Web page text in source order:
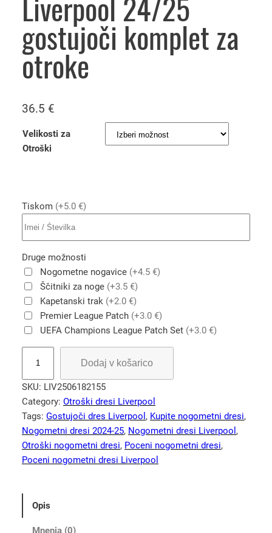
Liverpool 24/25
gostujoči komplet za
otroke
36.5 €
Velikosti za
Otroški
Tiskom (+5.0 €)
Druge možnosti
Nogometne nogavice (+4.5 €)
Ščitniki za noge (+3.5 €)
Kapetanski trak (+2.0 €)
Premier League Patch (+3.0 €)
UEFA Champions League Patch Set (+3.0 €)
v
e
r
p
o
o
Dodaj v košarico
SKU: LIV2506182155
Category: Otroški dresi Liverpool
Tags: Gostujoči dres Liverpool , Kupite nogometni dresi
Nogometni dresi 2024-25, Nogometni dresi Liverpool
Otroški nogometni dresi, Poceni nogometni dresi
Poceni nogometni dresi Liverpool
Opis